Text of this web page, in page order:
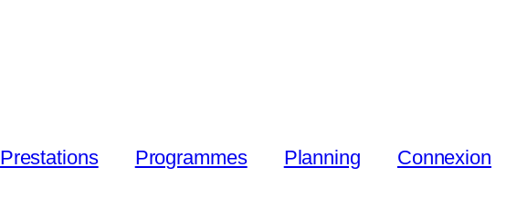
Prestations Programmes Planning Connexion